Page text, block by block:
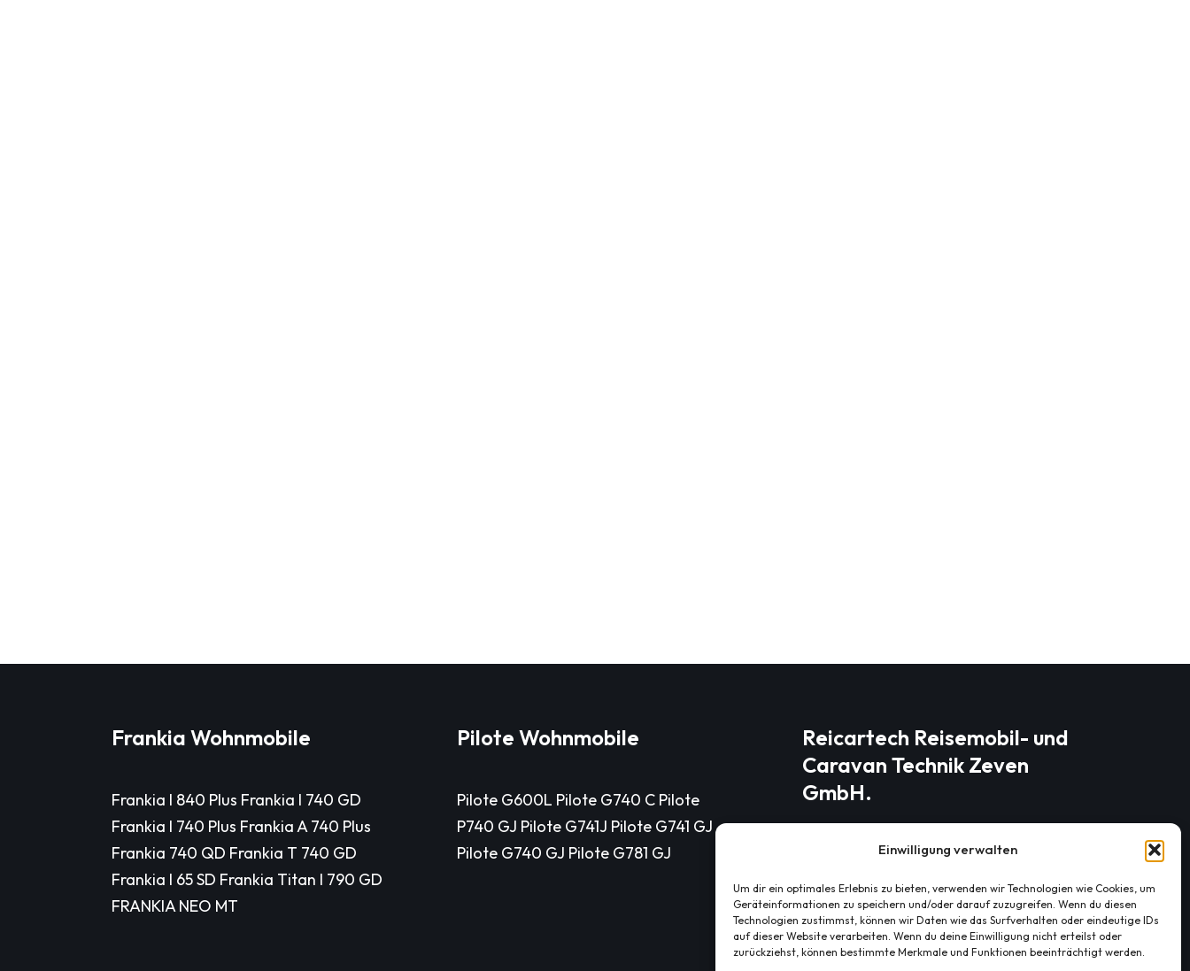
Einwilligung verwalten
Um dir ein optimales Erlebnis zu bieten, verwenden wir Technologien wie Cookies, um
Geräteinformationen zu speichern und/oder darauf zuzugreifen. Wenn du diesen
Technologien zustimmst, können wir Daten wie das Surfverhalten oder eindeutige IDs
auf dieser Website verarbeiten. Wenn du deine Einwilligung nicht erteilst oder
zurückziehst, können bestimmte Merkmale und Funktionen beeinträchtigt werden.
Frankia Wohnmobile
Frankia I 840 Plus Frankia I 740 GD
Frankia I 740 Plus Frankia A 740 Plus
Frankia 740 QD Frankia T 740 GD
Frankia I 65 SD Frankia Titan I 790 GD
FRANKIA NEO MT
Pilote Wohnmobile
Pilote G600L Pilote G740 C Pilote
P740 GJ Pilote G741J Pilote G741 GJ
Pilote G740 GJ Pilote G781 GJ
Reicartech Reisemobil- und
Caravan Technik Zeven
GmbH.
Frankia Reisemobile Händler
Kivinanstraße 40-44 DE-27404 Zeven
Telefon: +49 (0) 4281 954237 Fax: +49
(0) 4281 954238 eMail:
info@reicartech.de